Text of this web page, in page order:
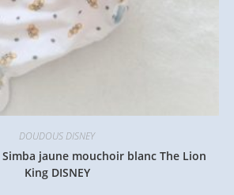
DOUDOUS DISNEY
jaune mouchoir blanc The Lion
King DISNEY